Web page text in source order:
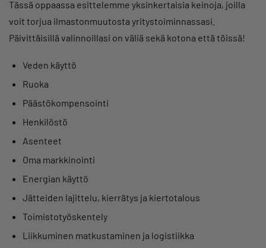
Tässä oppaassa esittelemme yksinkertaisia keinoja, joilla
voit torjua ilmastonmuutosta yritystoiminnassasi.
Päivittäisillä valinnoillasi on väliä sekä kotona että töissä!
Veden käyttö
Ruoka
Päästökompensointi
Henkilöstö
Asenteet
Oma markkinointi
Energian käyttö
Jätteiden lajittelu, kierrätys ja kiertotalous
Toimistotyöskentely
Liikkuminen matkustaminen ja logistiikka